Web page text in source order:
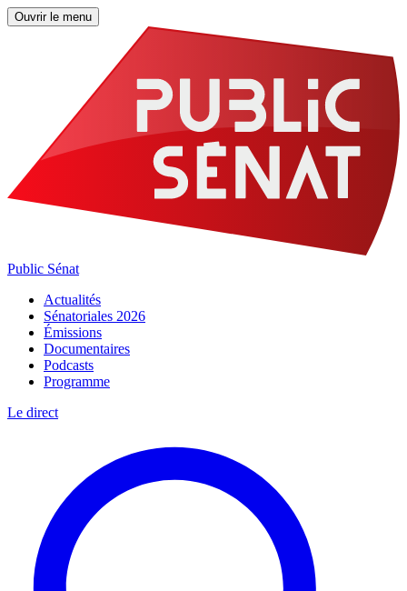
Ouvrir le menu
Public Sénat
Actualités
Sénatoriales 2026
Émissions
Documentaires
Podcasts
Programme
Le direct